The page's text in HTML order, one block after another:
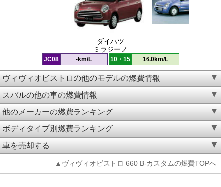
ダイハツ
ミラジーノ
JC08 -km/L 10・15 16.0km/L
ヴィヴィオビストロの他のモデルの燃費情報
スバルの他の車の燃費情報
他のメーカーの燃費ランキング
ボディタイプ別燃費ランキング
車を売却する
▲ヴィヴィオビストロ 660 B-カスタムの燃費TOPへ